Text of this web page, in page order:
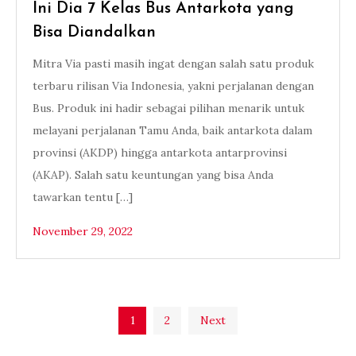
Ini Dia 7 Kelas Bus Antarkota yang
Bisa Diandalkan
Mitra Via pasti masih ingat dengan salah satu produk
terbaru rilisan Via Indonesia, yakni perjalanan dengan
Bus. Produk ini hadir sebagai pilihan menarik untuk
melayani perjalanan Tamu Anda, baik antarkota dalam
provinsi (AKDP) hingga antarkota antarprovinsi
(AKAP). Salah satu keuntungan yang bisa Anda
tawarkan tentu […]
November 29, 2022
1 2 Next